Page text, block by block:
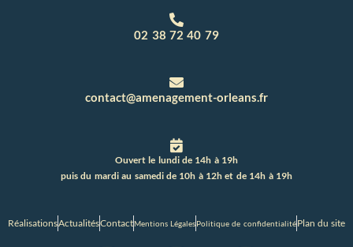
02 38 72 40 79
contact@amenagement-orleans.fr
Ouvert le lundi de 14h à 19h
puis du mardi au samedi de 10h à 12h et de 14h à 19h
RéalisationsActualitésContactMentions LégalesPolitique de confidentialitéPlan du site